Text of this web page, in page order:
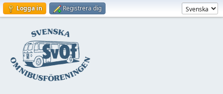
Logga in Registrera dig